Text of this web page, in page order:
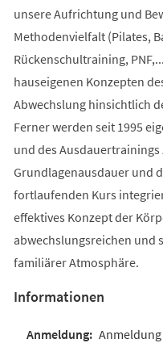
unsere Aufrichtung und
Methodenvielfalt (Pilates,
Rückenschultraining,
hauseigenen Konzepten
Abwechslung hinsichtlich
Ferner werden seit 1995
und des
Grundlagenausdauer und
fortlaufenden Kurs
effektives Konzept der
abwechslungsreichen
familiärer Atmosphäre.
Informationen